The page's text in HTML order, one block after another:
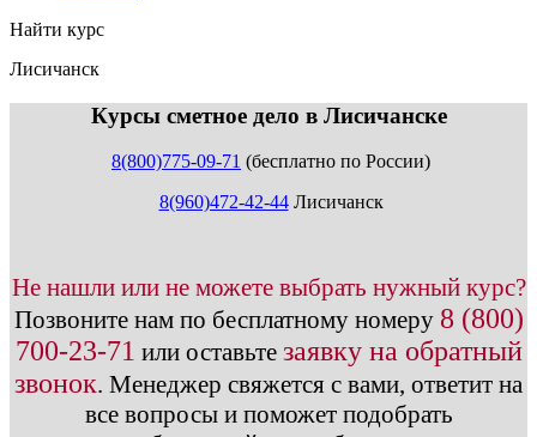
Найти курс
Лисичанск
Курсы сметное дело в Лисичанске
8(800)775-09-71 (бесплатно по России)
8(960)472-42-44Лисичанск
Не нашли или не можете выбрать нужный курс?
Позвоните нам по бесплатному номеру 8 (800)
700-23-71 или оставьте заявку на обратный
звонок. Менеджер свяжется с вами, ответит на
все вопросы и поможет подобрать